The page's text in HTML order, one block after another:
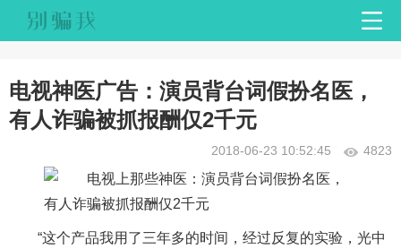
电视神医广告：演员背台词假扮名医，
有人诈骗被抓报酬仅2千元
2018-06-23 10:52:45 4823
“这个产品我用了三年多的时间，经过反复的实验，光中